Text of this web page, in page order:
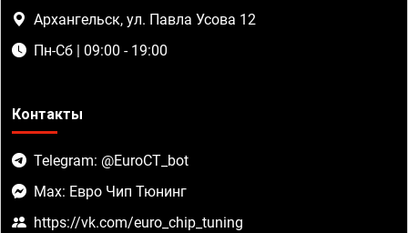
Архангельск, ул. Павла Усова 12
Пн-Сб | 09:00 - 19:00
Контакты
Telegram: @EuroCT_bot
Max: Евро Чип Тюнинг
https://vk.com/euro_chip_tuning